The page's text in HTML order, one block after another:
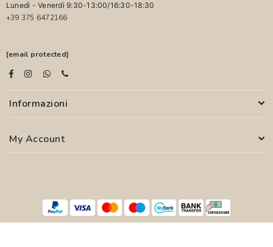
Lunedì - Venerdì 9:30-13:00/16:30-18:30
+39 375 6472166
[email protected]
Informazioni
My Account